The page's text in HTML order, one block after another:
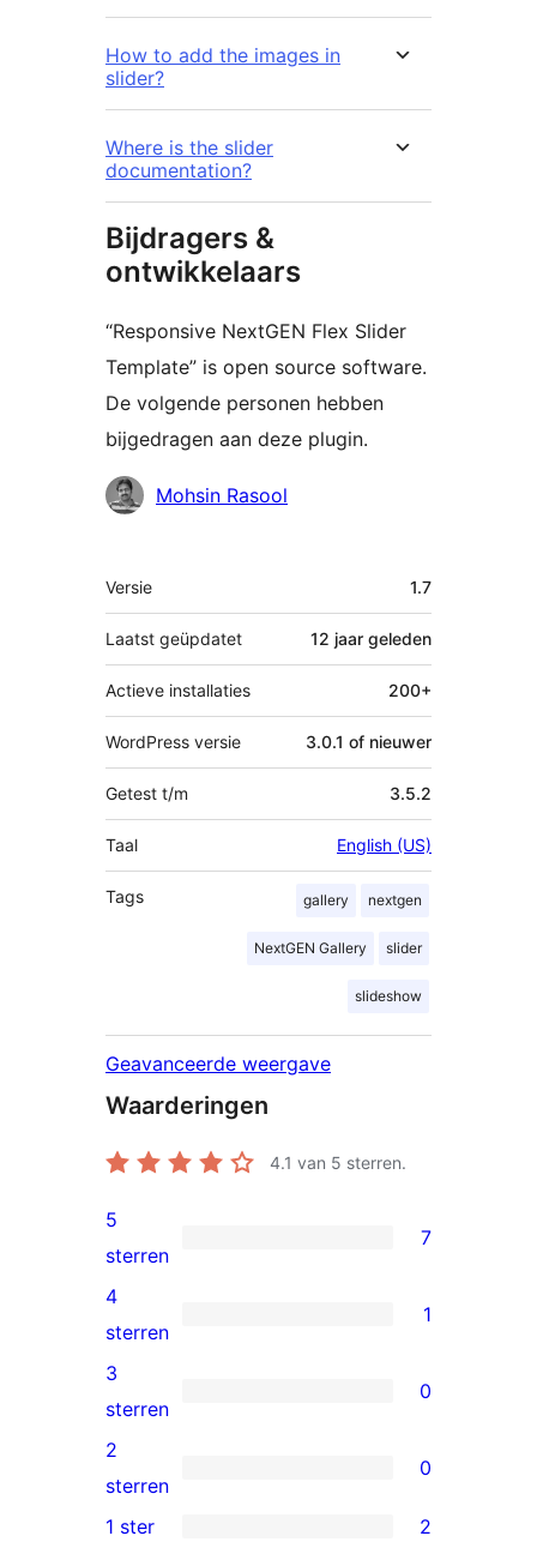
How to add the images in
slider?
Where is the slider
documentation?
Bijdragers &
ontwikkelaars
“Responsive NextGEN Flex Slider
Template” is open source software.
De volgende personen hebben
bijgedragen aan deze plugin.
BijdragersMohsin Rasool
Meta
Versie 1.7
Laatst geüpdatet 12 jaar geleden
Actieve installaties 200+
WordPress versie 3.0.1 of nieuwer
Getest t/m 3.5.2
Taal English (US)
Tags gallery nextgen
NextGEN Gallery slider
slideshow
Geavanceerde weergave
Waarderingen
4.1 van 5 sterren.
7
5
sterren
beoordelingen
5
sterren
7
1
4
ster
beoordeling
4
sterren
1
0
3
sterren
beoordelingen
3
sterren
0
0
2
2
sterren
0
1 ster 2